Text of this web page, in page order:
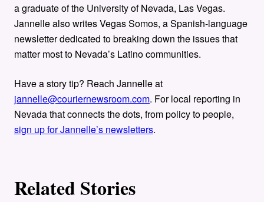
a graduate of the University of Nevada, Las Vegas.
Jannelle also writes Vegas Somos, a Spanish-language
newsletter dedicated to breaking down the issues that
matter most to Nevada’s Latino communities.
Have a story tip? Reach Jannelle at
jannelle@couriernewsroom.com. For local reporting in
Nevada that connects the dots, from policy to people,
sign up for Jannelle’s newsletters.
Related Stories